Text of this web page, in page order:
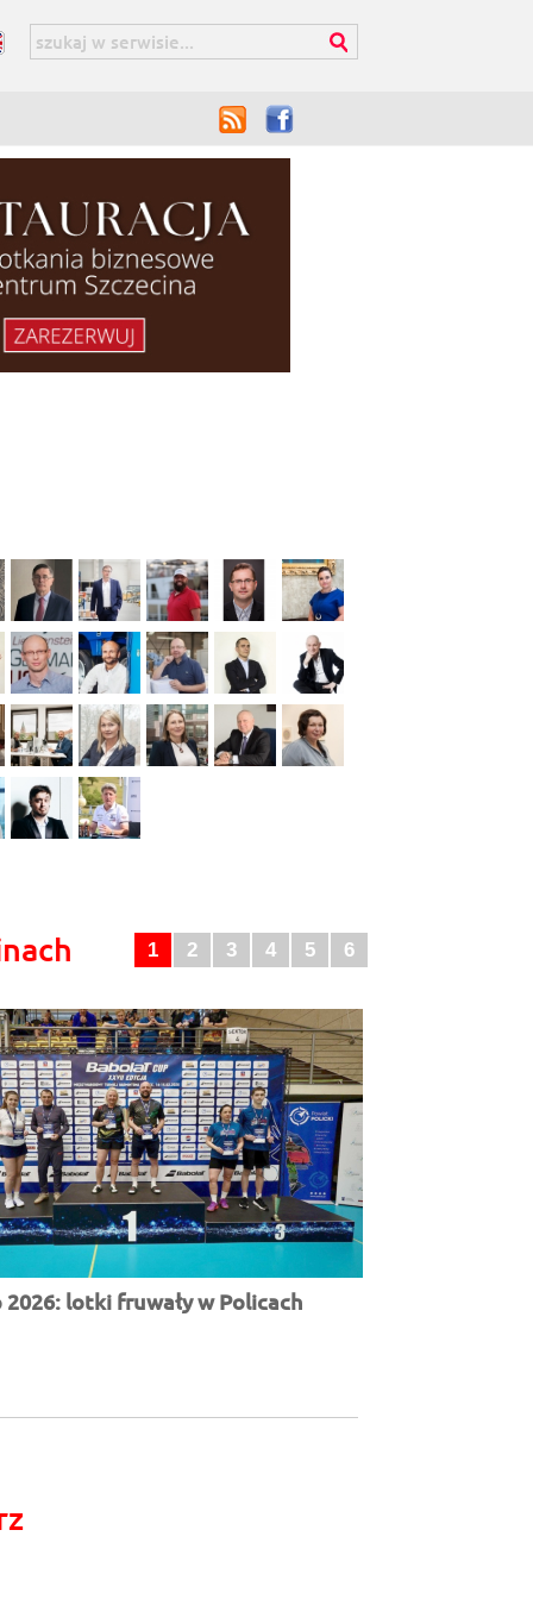
1 2 3 4 5 6
lotki fruwały w Policach